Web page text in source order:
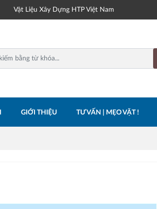
Vật Liệu Xây Dựng HTP Việt Nam
GIỚI THIỆU TƯ VẤN | MẸO VẶT !